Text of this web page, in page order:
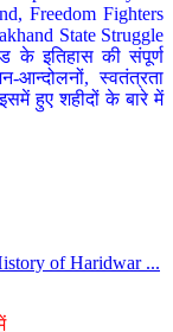
Freedom Fighters
State Struggle
के इतिहास की संपूर्ण
आन्दोलनों, स्वतंत्रता
हुए शहीदों के बारे में
of Haridwar ...